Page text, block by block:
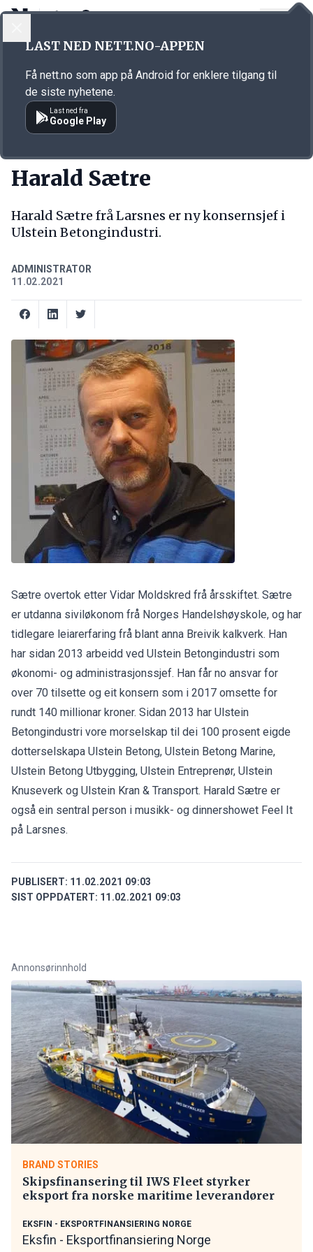
Annonsørinnhold
Harald Sætre
Harald Sætre frå Larsnes er ny konsernsjef i
Ulstein Betongindustri.
ADMINISTRATOR
11.02.2021
Sætre overtok etter Vidar Moldskred frå årsskiftet. Sætre
er utdanna siviløkonom frå Norges Handelshøyskole, og har
tidlegare leiarerfaring frå blant anna Breivik kalkverk. Han
har sidan 2013 arbeidd ved Ulstein Betongindustri som
økonomi- og administrasjonssjef. Han får no ansvar for
over 70 tilsette og eit konsern som i 2017 omsette for
rundt 140 millionar kroner. Sidan 2013 har Ulstein
Betongindustri vore morselskap til dei 100 prosent eigde
dotterselskapa Ulstein Betong, Ulstein Betong Marine,
Ulstein Betong Utbygging, Ulstein Entreprenør, Ulstein
Knuseverk og Ulstein Kran & Transport. Harald Sætre er
også ein sentral person i musikk- og dinnershowet Feel It
på Larsnes.
PUBLISERT: 11.02.2021 09:03
SIST OPPDATERT: 11.02.2021 09:03
Annonsørinnhold
BRAND STORIES
Skipsfinansering til IWS Fleet styrker
eksport fra norske maritime leverandører
EKSFIN - EKSPORTFINANSIERING NORGE
Eksfin - Eksportfinansiering Norge
LAST NED NETT.NO-APPEN
Få nett.no som app på Android for enklere tilgang til
de siste nyhetene.
Last ned fra
Google Play